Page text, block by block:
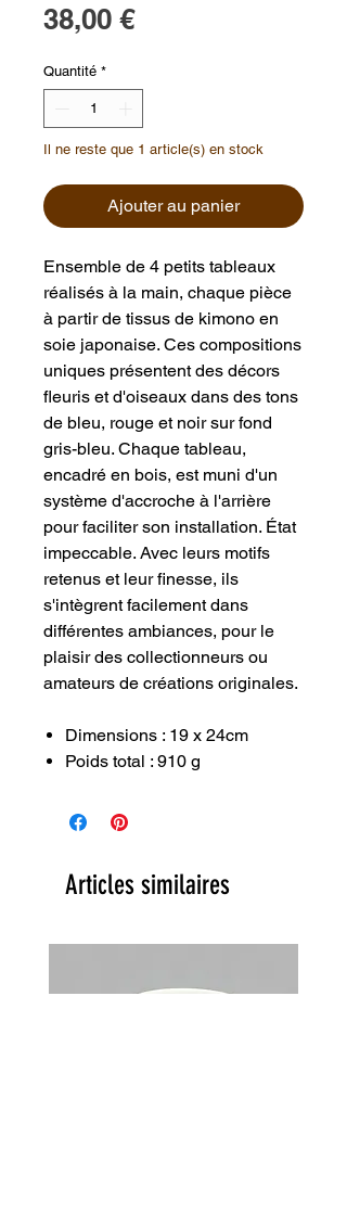
38,00 €Prix
Quantité *
Il ne reste que 1 article(s) en stock
Ajouter au panier
Ensemble de 4 petits tableaux
réalisés à la main, chaque pièce
à partir de tissus de kimono en
soie japonaise. Ces compositions
uniques présentent des décors
fleuris et d'oiseaux dans des tons
de bleu, rouge et noir sur fond
gris-bleu. Chaque tableau,
encadré en bois, est muni d'un
système d'accroche à l'arrière
pour faciliter son installation. État
impeccable. Avec leurs motifs
retenus et leur finesse, ils
s'intègrent facilement dans
différentes ambiances, pour le
plaisir des collectionneurs ou
amateurs de créations originales.
Dimensions : 19 x 24cm
Poids total : 910 g
Articles similaires